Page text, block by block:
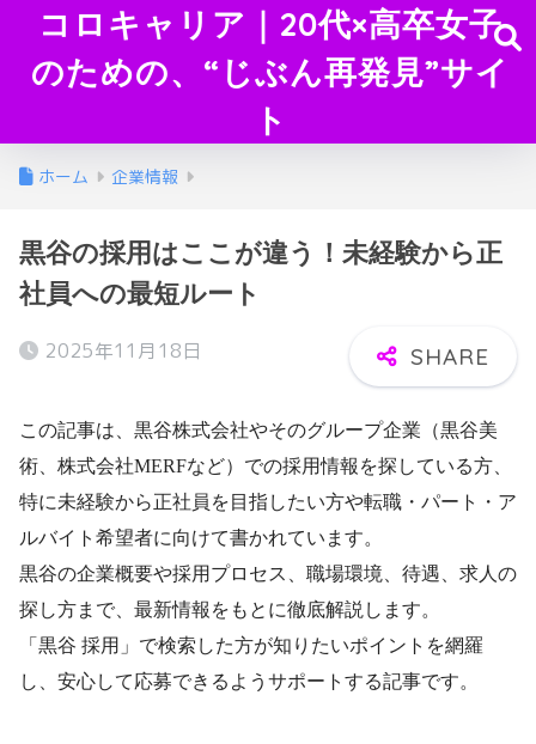
コロキャリア｜20代×高卒女子
のための、“じぶん再発見”サイ
ト
ホーム 企業情報
黒谷の採用はここが違う！未経験から正
社員への最短ルート
2025年11月18日
この記事は、黒谷株式会社やそのグループ企業（黒谷美
術、株式会社MERFなど）での採用情報を探している方、
特に未経験から正社員を目指したい方や転職・パート・ア
ルバイト希望者に向けて書かれています。
黒谷の企業概要や採用プロセス、職場環境、待遇、求人の
探し方まで、最新情報をもとに徹底解説します。
「黒谷 採用」で検索した方が知りたいポイントを網羅
し、安心して応募できるようサポートする記事です。